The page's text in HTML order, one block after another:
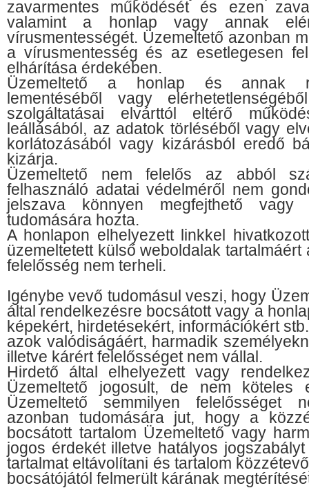
zavarmentes működését és ezen
valamint a honlap vagy annak
vírusmentességét. Üzemeltető azonban
a vírusmentesség és az esetlegesen
elhárítása érdekében.
Üzemeltető a honlap és annak
lementéséből vagy
szolgáltatásai elvárttól eltérő
leállásából, az adatok törléséből vagy
korlátozásából vagy kizárásból eredő
kizárja.
Üzemeltető nem felelős az abból
felhasználó adatai védelméről nem
jelszava könnyen megfejthető
tudomására hozta.
A honlapon elhelyezett linkkel
üzemeltetett külső weboldalak
felelősség nem terheli.
Igénybe vevő tudomásul veszi, hogy
által rendelkezésre bocsátott vagy a
képekért, hirdetésekért, információkért
azok valódiságáért, harmadik
illetve kárért felelősséget nem vállal.
Hirdető által elhelyezett vagy
Üzemeltető jogosult, de nem köteles
Üzemeltető semmilyen felelősséget
azonban tudomására jut, hogy a
bocsátott tartalom Üzemeltető vagy
jogos érdekét illetve hatályos
tartalmat eltávolítani és tartalom
bocsátójától felmerült kárának